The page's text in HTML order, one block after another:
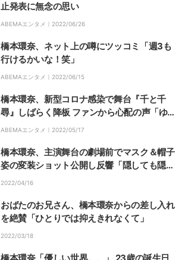
止発表に無念の思い
ABEMAエンタメ｜ 2022/06/26
橋本環奈、ネット上の噂にツッコミ「週3も
行けるかいな！笑」
ABEMAエンタメ｜ 2022/06/15
橋本環奈、新型コロナ感染で舞台『千と千
尋』しばらく降板 ファンから心配の声「ゆっ
くり休んで」
ABEMAエンタメ｜ 2022/05/17
橋本環奈、主演舞台の劇場前でマスク＆帽子
姿の変装ショット公開し反響「隠しても隠し
きれないオーラ」
2022/04/16
おばたのお兄さん、橋本環奈からの差し入れ
を絶賛「ひとりでは抑えきれなくて」
2022/03/18